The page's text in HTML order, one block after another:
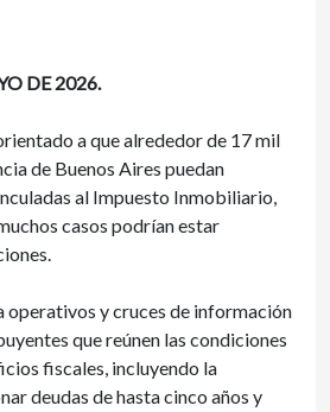
DE 2026.
a que alrededor de 17 mil
de Buenos Aires puedan
al Impuesto Inmobiliario,
casos podrían estar
operativos y cruces de información
que reúnen las condiciones
fiscales, incluyendo la
deudas de hasta cinco años y